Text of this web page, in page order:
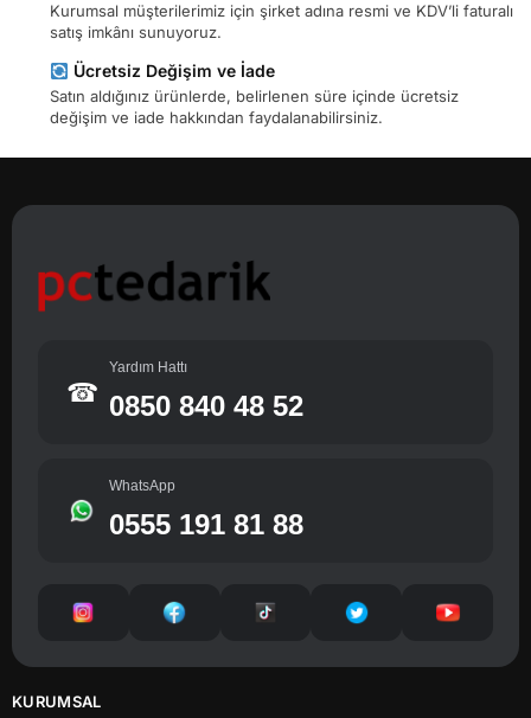
Kurumsal müşterilerimiz için şirket adına resmi ve KDV’li faturalı
satış imkânı sunuyoruz.
Ücretsiz Değişim ve İade
Satın aldığınız ürünlerde, belirlenen süre içinde ücretsiz
değişim ve iade hakkından faydalanabilirsiniz.
☎
Yardım Hattı
0850 840 48 52
WhatsApp
0555 191 81 88
KURUMSAL